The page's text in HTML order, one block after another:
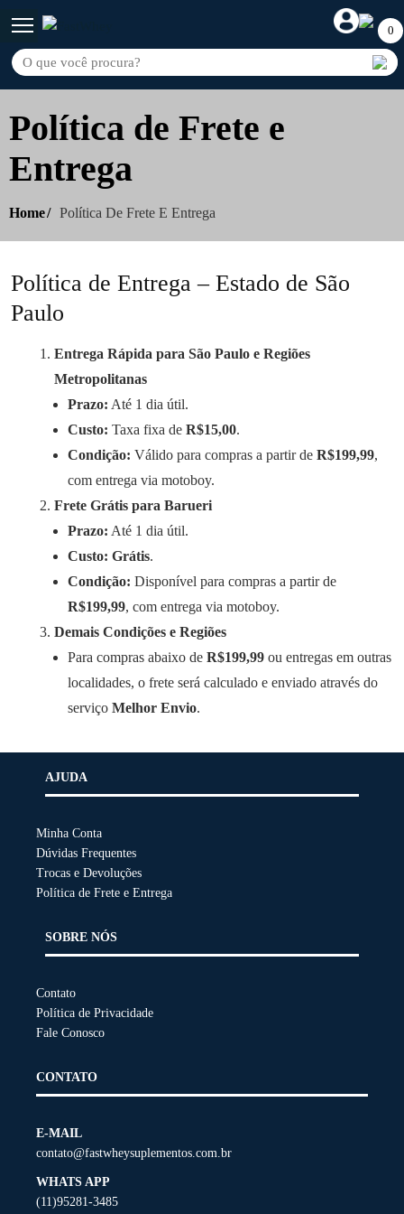
0
Política de Frete e
Entrega
Home Política De Frete E Entrega
Política de Entrega – Estado de São
Paulo
Entrega Rápida para São Paulo e Regiões
Metropolitanas
Prazo: Até 1 dia útil.
Custo: Taxa fixa deR$15,00.
Condição: Válido para compras a partir deR$199,99,
com entrega via motoboy.
Frete Grátis para Barueri
Prazo: Até 1 dia útil.
Custo: Grátis.
Condição: Disponível para compras a partir de
R$199,99, com entrega via motoboy.
Demais Condições e Regiões
Para compras abaixo deR$199,99 ou entregas em outras
localidades, o frete será calculado e enviado através do
serviçoMelhor Envio.
AJUDA
Minha Conta
Dúvidas Frequentes
Trocas e Devoluções
Política de Frete e Entrega
SOBRE NÓS
Contato
Política de Privacidade
Fale Conosco
CONTATO
E-MAIL
contato@fastwheysuplementos.com.br
WHATS APP
(11)95281-3485